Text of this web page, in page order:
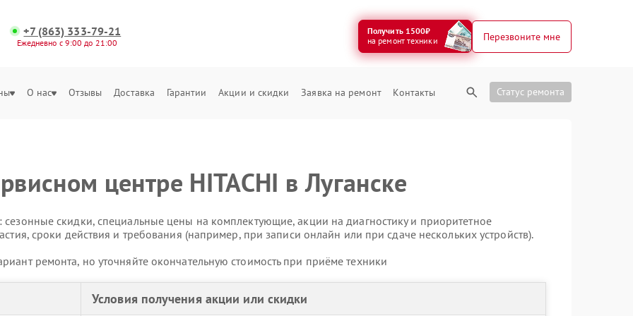
+7 (863) 333-79-21
Ежедневно с 9:00 до 21:00
Получить 1500₽
на ремонт техники
Перезвоните мне
О нас Отзывы Доставка Гарантии Акции и скидки Заявка на ремонт Контакты Статус ремонта
центре HITACHI в Луганске
скидки, специальные цены на комплектующие, акции на диагностику и приоритетное
сроки действия и требования (например, при записи онлайн или при сдаче нескольких устройств).
ремонта, но уточняйте окончательную стоимость при приёме техники
Условия получения акции или скидки